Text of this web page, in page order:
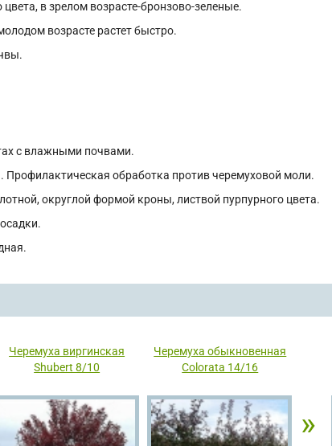
в зрелом возрасте-бронзово-зеленые.
возрасте растет быстро.
с влажными почвами.
Профилактическая обработка против черемуховой моли.
округлой формой кроны, листвой пурпурного цвета.
Черемуха виргинская
Shubert 8/10
Черемуха обыкновенная
Colorata 14/16
»